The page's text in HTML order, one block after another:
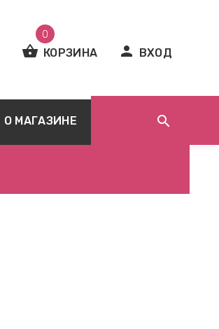
person ВХОД
shopping_basket КОРЗИНА
0
О МАГАЗИНЕ search